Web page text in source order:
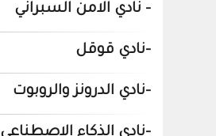
- نادي الامن السبراني
-نادي قوقل
-نادي الدرونز والروبوت